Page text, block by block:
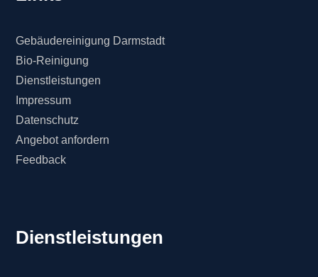
Gebäudereinigung Darmstadt
Bio-Reinigung
Dienstleistungen
Impressum
Datenschutz
Angebot anfordern
Feedback
Dienstleistungen